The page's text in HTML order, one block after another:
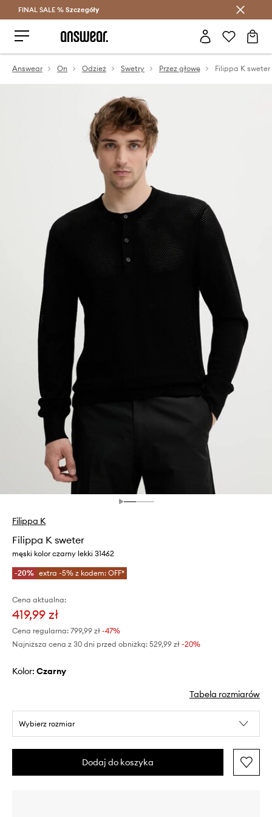
Oszczędzaj z Answear Club >
FINAL SALE % Szczegóły
Answear On Odzież Swetry Przez głowę Filippa K sweter
Filippa K
Filippa K sweter
męski kolor czarny lekki 31462
-20% extra -5% z kodem: OFF*
Cena aktualna:
419,99 zł
Cena regularna: 799,99 zł -47%
Najniższa cena z 30 dni przed obniżką: 529,99 zł -20%
Kolor: czarny
Tabela rozmiarów
Wybierz rozmiar
Dodaj do koszyka